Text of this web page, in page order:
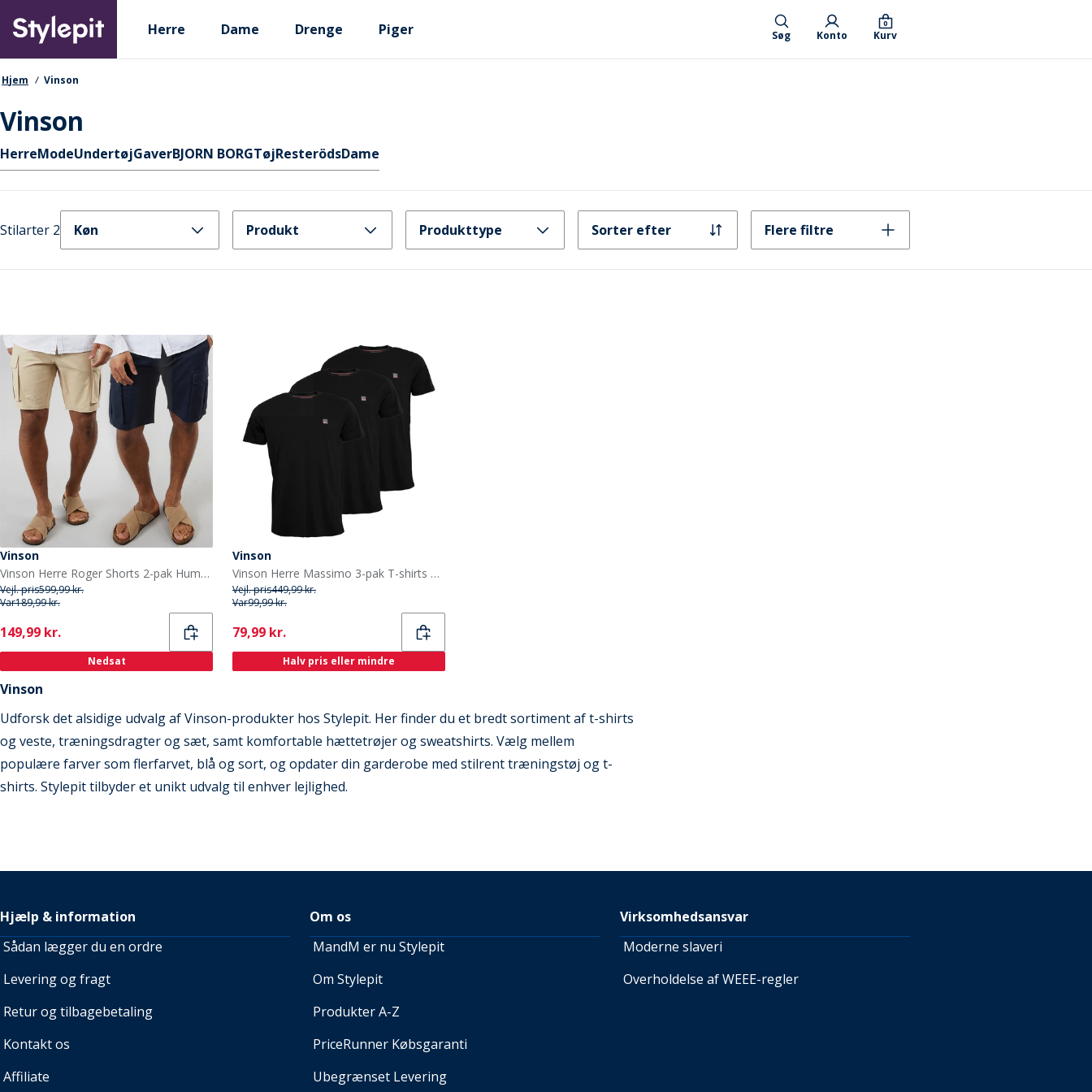
main
content
Primary departments
Herre Dame Drenge Piger Søg Konto Kurv
0
navigationssti
Hjem Vinson
Vinson
Hurtige links
HerreModeUndertøjGaverBJORN BORGTøjResterödsDame
Stilarter 2 Køn Produkt Produkttype Sorter efter Flere filtre
Vinson
Vinson Herre Roger Shorts 2-pak Humus/Mørk Safir
Vejl. pris599,99 kr.
Var189,99 kr.
Current
149,99 kr.
Nedsat
Vinson
Vinson Herre Massimo 3-pak T-shirts Tap Shoe
Vejl. pris449,99 kr.
Var99,99 kr.
Current
79,99 kr.
Halv pris eller mindre
Vinson
Udforsk det alsidige udvalg af Vinson-produkter hos Stylepit. Her finder du et bredt sortiment af t-shirts
og veste, træningsdragter og sæt, samt komfortable hættetrøjer og sweatshirts. Vælg mellem
populære farver som flerfarvet, blå og sort, og opdater din garderobe med stilrent træningstøj og t-
shirts. Stylepit tilbyder et unikt udvalg til enhver lejlighed.
Hjælp & information
Sådan lægger du en ordre
Levering og fragt
Retur og tilbagebetaling
Kontakt os
Affiliate
Om os
MandM er nu Stylepit
Om Stylepit
Produkter A-Z
PriceRunner Købsgaranti
Ubegrænset Levering
Virksomhedsansvar
Moderne slaveri
Overholdelse af WEEE-regler